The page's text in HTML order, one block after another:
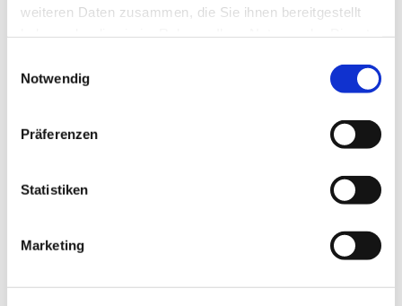
weiteren Daten zusammen, die Sie ihnen bereitgestellt
Notwendig
Präferenzen
Statistiken
Marketing
Dies könnte Sie auch
interessieren